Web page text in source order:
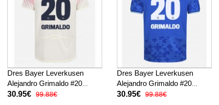
Dres Bayer Leverkusen
Alejandro Grimaldo #20
Gostujuci 2025-26 Kratak
30.95€ 99.88€
Dres Bayer Leverkusen
Alejandro Grimaldo #20
Rezervni 2025-26 Kratak
30.95€ 99.88€